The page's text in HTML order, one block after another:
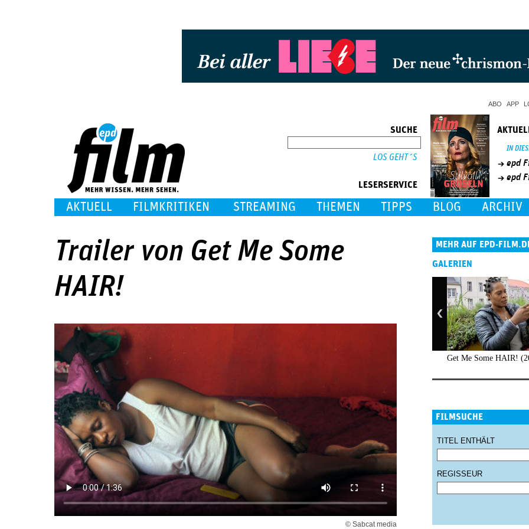
ABO APP
SUCHE
LESERSERVICE
IN
epd
epd
AKTUELL FILMKRITIKEN STREAMING THEMEN TIPPS BLOG ARCHIV
Trailer von Get Me Some
HAIR!
© Sabcat media
MEHR AUF EPD-
GALERIEN
Get Me Some HAIR!
FILMSUCHE
TITEL ENTHÄLT
REGISSEUR